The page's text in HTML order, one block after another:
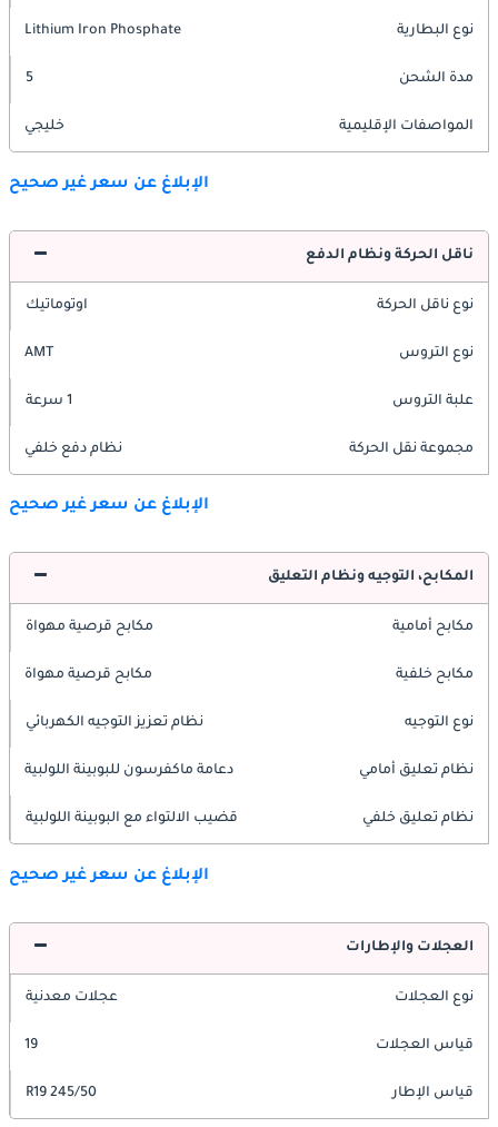
نوع البطارية Lithium Iron Phosphate
مدة الشحن 5
المواصفات الإقليمية خليجي
الإبلاغ عن سعر غير صحيح
ناقل الحركة ونظام الدفع
نوع ناقل الحركة اوتوماتيك
نوع التروس AMT
علبة التروس 1 سرعة
مجموعة نقل الحركة نظام دفع خلفي
الإبلاغ عن سعر غير صحيح
المكابح، التوجيه ونظام التعليق
مكابح أمامية مكابح قرصية مهواة
مكابح خلفية مكابح قرصية مهواة
نوع التوجيه نظام تعزيز التوجيه الكهربائي
نظام تعليق أمامي دعامة ماكفرسون للبوبينة اللولبية
نظام تعليق خلفي قضيب الالتواء مع البوبينة اللولبية
الإبلاغ عن سعر غير صحيح
العجلات والإطارات
نوع العجلات عجلات معدنية
قياس العجلات 19
قياس الإطار 245/50 R19